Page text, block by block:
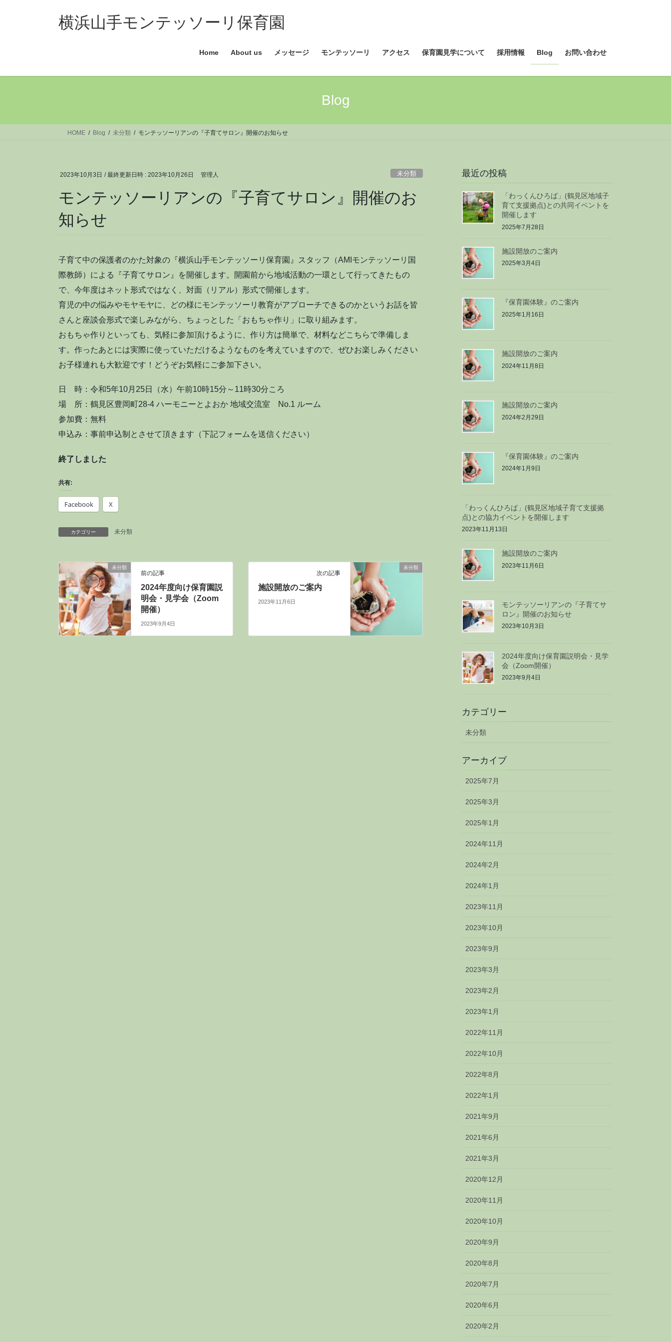
ス
ン
横浜山手モンテッソーリ保育園
Home About us メッセージ モンテッソーリ アクセス 保育園見学について 採用情報 Blog お問い合わせ
Blog
HOME Blog 未分類 モンテッソーリアンの『子育てサロン』開催のお知らせ
2023年10月3日 / 最終更新日時 : 2023年10月26日 管理人 未分類
モンテッソーリアンの『子育てサロン』開催のお
知らせ
子育て中の保護者のかた対象の『横浜山手モンテッソーリ保育園』スタッフ（AMIモンテッソーリ国
際教師）による『子育てサロン』を開催します。開園前から地域活動の一環として行ってきたもの
で、今年度はネット形式ではなく、対面（リアル）形式で開催します。
育児の中の悩みやモヤモヤに、どの様にモンテッソーリ教育がアプローチできるのかというお話を皆
さんと座談会形式で楽しみながら、ちょっとした「おもちゃ作り」に取り組みます。
おもちゃ作りといっても、気軽に参加頂けるように、作り方は簡単で、材料などこちらで準備しま
す。作ったあとには実際に使っていただけるようなものを考えていますので、ぜひお楽しみください
お子様連れも大歓迎です！どうぞお気軽にご参加下さい。
日 時：令和5年10月25日（水）午前10時15分～11時30分ころ
場 所：鶴見区豊岡町28-4 ハーモニーとよおか 地域交流室 No.1 ルーム
参加費：無料
申込み：事前申込制とさせて頂きます（下記フォームを送信ください）
終了しました
共有:
Facebook X
カテゴリー 未分類
未分類
前の記事
2024年度向け保育園説
明会・見学会（Zoom
開催）
2023年9月4日
未分類
次の記事
施設開放のご案内
2023年11月6日
最近の投稿
「わっくんひろば」(鶴見区地域子
育て支援拠点)との共同イベントを
開催します
2025年7月28日
施設開放のご案内
2025年3月4日
『保育園体験』のご案内
2025年1月16日
施設開放のご案内
2024年11月8日
施設開放のご案内
2024年2月29日
『保育園体験』のご案内
2024年1月9日
「わっくんひろば」(鶴見区地域子育て支援拠
点)との協力イベントを開催します
2023年11月13日
施設開放のご案内
2023年11月6日
モンテッソーリアンの『子育てサ
ロン』開催のお知らせ
2023年10月3日
2024年度向け保育園説明会・見学
会（Zoom開催）
2023年9月4日
カテゴリー
未分類
アーカイブ
2025年7月
2025年3月
2025年1月
2024年11月
2024年2月
2024年1月
2023年11月
2023年10月
2023年9月
2023年3月
2023年2月
2023年1月
2022年11月
2022年10月
2022年8月
2022年1月
2021年9月
2021年6月
2021年3月
2020年12月
2020年11月
2020年10月
2020年9月
2020年8月
2020年7月
2020年6月
2020年2月